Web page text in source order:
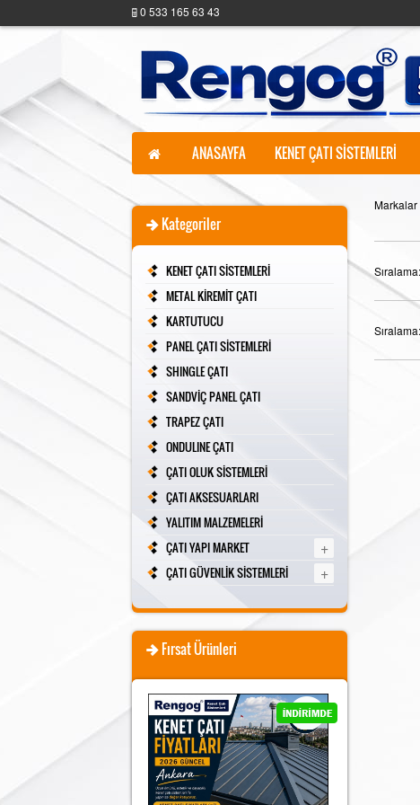
0 533 165 63 43
ANASAYFA KENET ÇATI SİSTEMLERİ
Markalar
Sıralama:
Sıralama:
Kategoriler
KENET ÇATI SİSTEMLERİ
METAL KİREMİT ÇATI
KARTUTUCU
PANEL ÇATI SİSTEMLERİ
SHINGLE ÇATI
SANDVİÇ PANEL ÇATI
TRAPEZ ÇATI
ONDULINE ÇATI
ÇATI OLUK SİSTEMLERİ
ÇATI AKSESUARLARI
YALITIM MALZEMELERİ
ÇATI YAPI MARKET
+
ÇATI GÜVENLİK SİSTEMLERİ +
Fırsat Ürünleri